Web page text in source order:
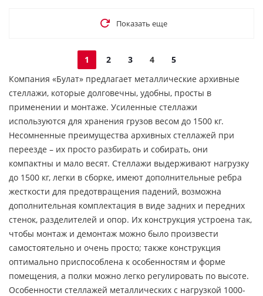
Показать еще
1 2 3 4
5
Компания «Булат» предлагает металлические архивные
стеллажи, которые долговечны, удобны, просты в
применении и монтаже. Усиленные стеллажи
используются для хранения грузов весом до 1500 кг.
Несомненные преимущества архивных стеллажей при
переезде – их просто разбирать и собирать, они
компактны и мало весят. Стеллажи выдерживают нагрузку
до 1500 кг, легки в сборке, имеют дополнительные ребра
жесткости для предотвращения падений, возможна
дополнительная комплектация в виде задних и передних
стенок, разделителей и опор. Их конструкция устроена так,
чтобы монтаж и демонтаж можно было произвести
самостоятельно и очень просто; также конструкция
оптимально приспособлена к особенностям и форме
помещения, а полки можно легко регулировать по высоте.
Особенности стеллажей металлических с нагрузкой 1000-